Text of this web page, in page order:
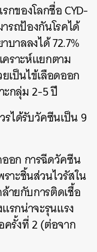
ของโลกชื่อ CYD-
รถป้องกันโรคได้
บาลลงได้ 72.7%
คราะห์แยกตาม
เป็นไข้เลือดออก
ะกลุ่ม 2-5 ปี
ได้รับวัคซีนเป็น 9
อก การฉีดวัคซีน
าะชิ้นส่วนไวรัสใน
ายกับการติดเชื้อ
รกน่าจะรุนแรง
ครั้งที่ 2 (ต่อจาก